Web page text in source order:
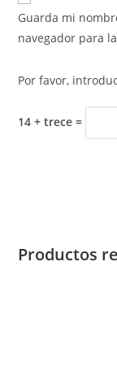
Guarda mi
navegador para
Por favor,
14 + trece =
Productos